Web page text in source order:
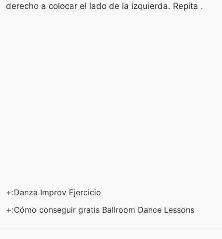
derecho a colocar el lado de la izquierda. Repita .
+:Danza Improv Ejercicio
+:Cómo conseguir gratis Ballroom Dance Lessons